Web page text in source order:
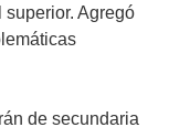
superior. Agregó
de secundaria